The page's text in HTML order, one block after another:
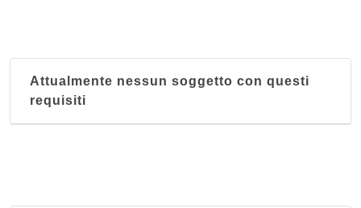
Attualmente nessun soggetto con questi
requisiti